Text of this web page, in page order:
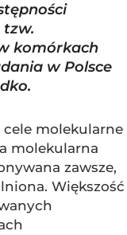
tzw.
komórkach
w Polsce
cele molekularne
molekularna
zawsze,
Większość